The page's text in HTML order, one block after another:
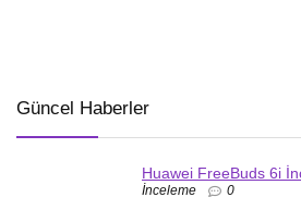
Güncel Haberler
Huawei FreeBuds 6i
İnceleme 0